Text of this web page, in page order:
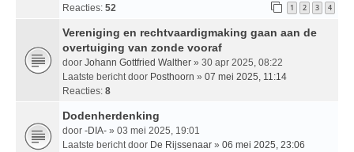
Reacties: 52 1 2 3 4
Vereniging en rechtvaardigmaking gaan aan de
overtuiging van zonde vooraf
door Johann Gottfried Walther » 30 apr 2025, 08:22
Laatste bericht door Posthoorn » 07 mei 2025, 11:14
Reacties: 8
Dodenherdenking
door -DIA- » 03 mei 2025, 19:01
Laatste bericht door De Rijssenaar » 06 mei 2025, 23:06